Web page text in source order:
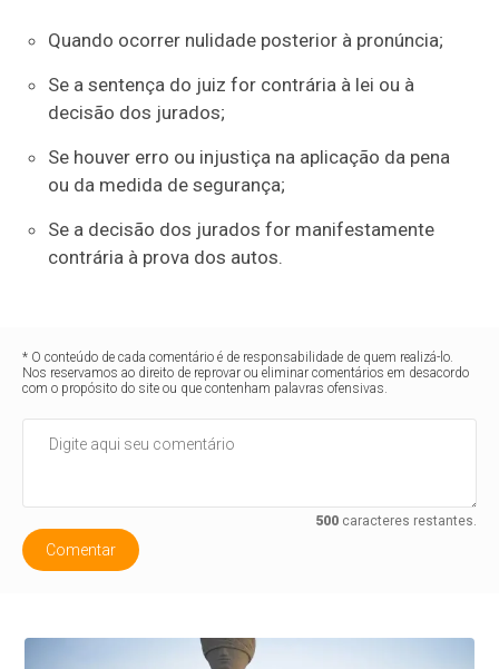
Quando ocorrer nulidade posterior à pronúncia;
Se a sentença do juiz for contrária à lei ou à
decisão dos jurados;
Se houver erro ou injustiça na aplicação da pena
ou da medida de segurança;
Se a decisão dos jurados for manifestamente
contrária à prova dos autos.
* O conteúdo de cada comentário é de responsabilidade de quem realizá-lo.
Nos reservamos ao direito de reprovar ou eliminar comentários em desacordo
com o propósito do site ou que contenham palavras ofensivas.
500caracteres restantes.
Comentar